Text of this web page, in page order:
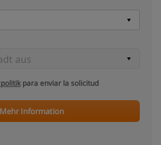
para enviar la solicitud
Mehr Information